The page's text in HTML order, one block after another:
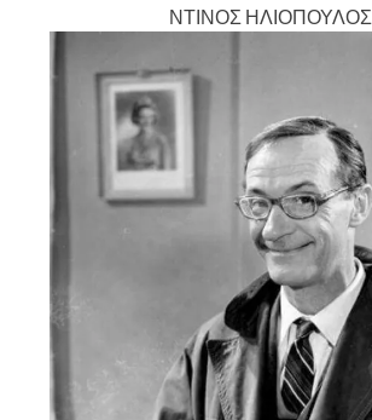
ΝΤΙΝΟΣ ΗΛΙΟΠΟΥΛΟΣ